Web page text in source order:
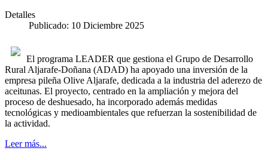
Detalles
Publicado: 10 Diciembre 2025
El programa LEADER que gestiona el Grupo de Desarrollo
Rural Aljarafe-Doñana (ADAD) ha apoyado una inversión de la
empresa pileña Olive Aljarafe, dedicada a la industria del aderezo de
aceitunas. El proyecto, centrado en la ampliación y mejora del
proceso de deshuesado, ha incorporado además medidas
tecnológicas y medioambientales que refuerzan la sostenibilidad de
la actividad.
Leer más...